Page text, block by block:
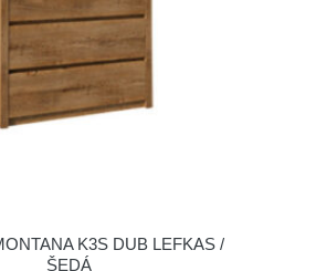
K3S DUB LEFKAS /
ŠEDÁ